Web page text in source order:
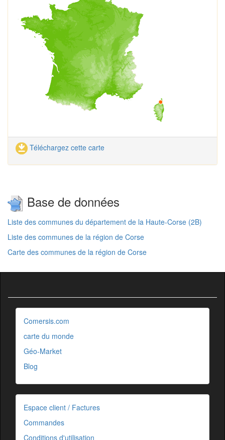
Téléchargez cette carte
Base de données
Liste des communes du département de la Haute-Corse (2B)
Liste des communes de la région de Corse
Carte des communes de la région de Corse
Comersis.com
carte du monde
Géo-Market
Blog
Espace client / Factures
Commandes
Conditions d'utilisation